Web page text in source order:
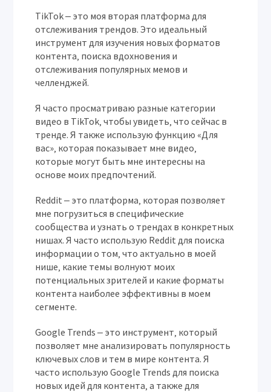
TikTok‒ это моя вторая платформа для
отслеживания трендов. Это идеальный
инструмент для изучения новых форматов
контента‚ поиска вдохновения и
отслеживания популярных мемов и
челленджей.
Я часто просматриваю разные категории
видео в TikTok‚ чтобы увидеть‚ что сейчас в
тренде. Я также использую функцию «Для
вас»‚ которая показывает мне видео‚
которые могут быть мне интересны на
основе моих предпочтений.
Reddit ‒ это платформа‚ которая позволяет
мне погрузиться в специфические
сообщества и узнать о трендах в конкретных
нишах. Я часто использую Reddit для поиска
информации о том‚ что актуально в моей
нише‚ какие темы волнуют моих
потенциальных зрителей и какие форматы
контента наиболее эффективны в моем
сегменте.
Google Trends ‒ это инструмент‚ который
позволяет мне анализировать популярность
ключевых слов и тем в мире контента. Я
часто используюGoogle Trends для поиска
новых идей для контента‚ а также для